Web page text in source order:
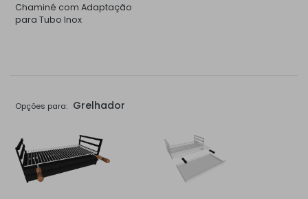
Chaminé com Adaptação
para Tubo Inox
Opções para: Grelhador